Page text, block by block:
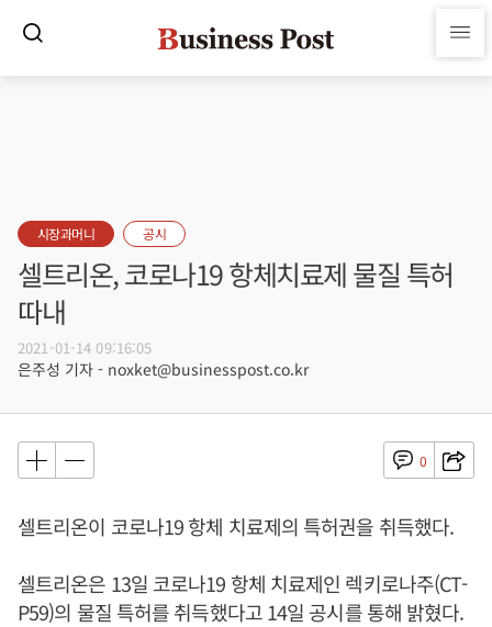
시장과머니 공시
셀트리온, 코로나19 항체치료제 물질 특허
따내
2021-01-14 09:16:05
은주성 기자 - noxket@businesspost.co.kr
0
셀트리온이 코로나19 항체 치료제의 특허권을 취득했다.
셀트리온은 13일 코로나19 항체 치료제인 렉키로나주(CT-
P59)의 물질 특허를 취득했다고 14일 공시를 통해 밝혔다.